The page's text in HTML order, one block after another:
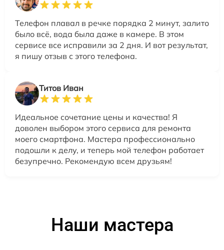
Телефон плавал в речке порядка 2 минут, залито
было всё, вода была даже в камере. В этом
сервисе все исправили за 2 дня. И вот результат,
я пишу отзыв с этого телефона.
Титов Иван
Идеальное сочетание цены и качества! Я
доволен выбором этого сервиса для ремонта
моего смартфона. Мастера профессионально
подошли к делу, и теперь мой телефон работает
безупречно. Рекомендую всем друзьям!
Наши мастера